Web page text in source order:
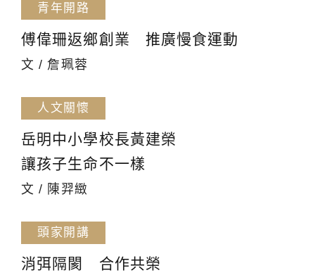
青年開路
傅偉珊返鄉創業 推廣慢食運動
文 / 詹珮蓉
人文關懷
岳明中小學校長黃建榮
讓孩子生命不一樣
文 / 陳羿緻
頭家開講
消弭隔閡 合作共榮